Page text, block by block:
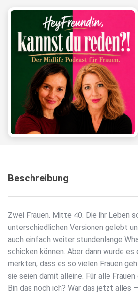
Beschreibung
Zwei Frauen. Mitte 40. Die ihr Leben
unterschiedlichen Versionen gelebt
auch einfach weiter stundenlange
schicken können. Aber dann wurde
merkten, dass es so vielen Frauen
sie seien damit alleine. Für alle
Bin das noch ich? War das jetzt alles